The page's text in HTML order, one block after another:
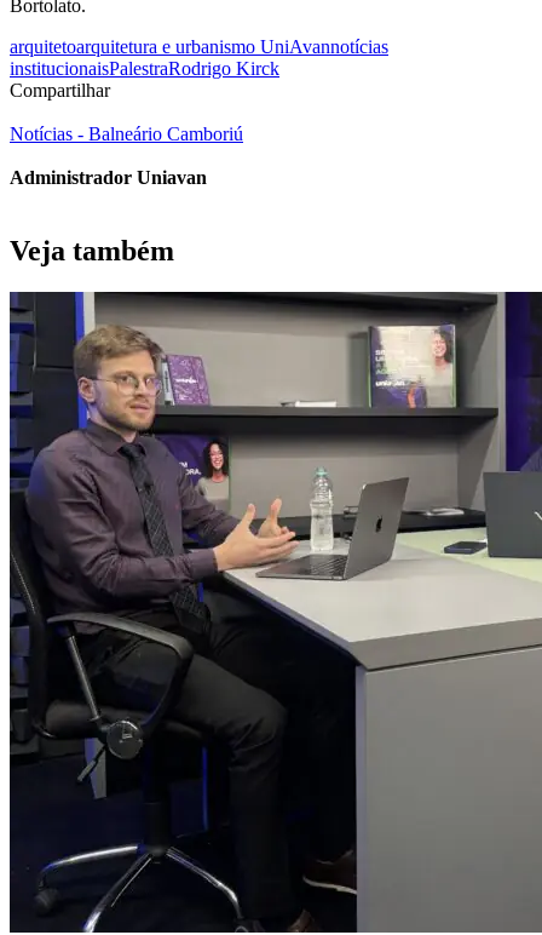
Bortolato.
arquitetoarquitetura e urbanismo UniAvannotícias
institucionaisPalestraRodrigo Kirck
Compartilhar
Notícias - Balneário Camboriú
Administrador Uniavan
Veja também